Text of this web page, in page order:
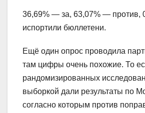
36,69% — за, 63,07% — против,
испортили бюллетени.
Ещё один опрос проводила
там цифры очень похожие. То
рандомизированных
выборкой дали результаты по
согласно которым против